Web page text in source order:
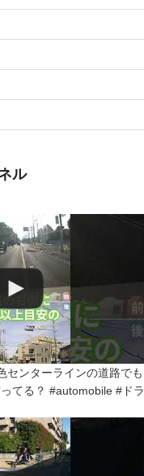
ル
センターラインの道路でも
てる？ #automobile #ドラ